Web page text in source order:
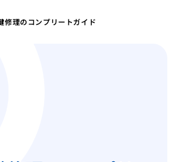
修理のコンプリートガイド